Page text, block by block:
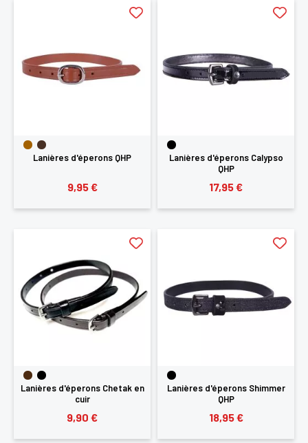
Lanières d'éperons QHP
9,95 €
Lanières d'éperons Calypso
QHP
17,95 €
Lanières d'éperons Chetak en
cuir
9,90 €
Lanières d'éperons Shimmer
QHP
18,95 €